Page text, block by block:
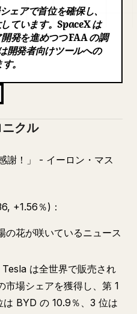
ェアで首位を確保し、
ています。SpaceX は
発を進めつつ FAA の調
開発者向けツールへの
。
クル
謝！」 - イーロン・マス
+1.56％)：
の花が咲いているニュース
は全世界で販売され
市場シェアを獲得し、第 1
BYD の 10.9％、3 位は